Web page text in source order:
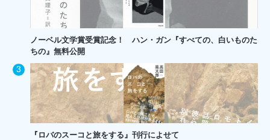
ノーベル文学賞受賞記念！ ハン・ガン『すべての、白いものた
ちの』無料公開
『ロバのスーコと旅をする』刊行によせて